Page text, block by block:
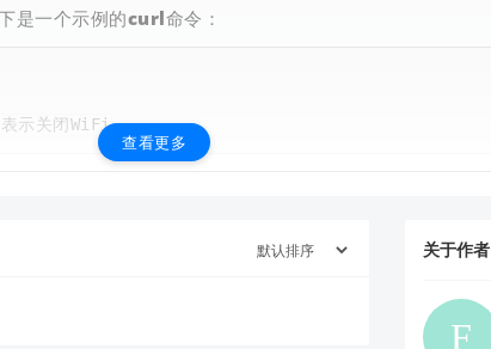
是一个示例的curl命令：
     -d '{"wifi_enable": 1}'  # 1表示开启WiFi，0表示关闭WiFi
查看更多
关于作者